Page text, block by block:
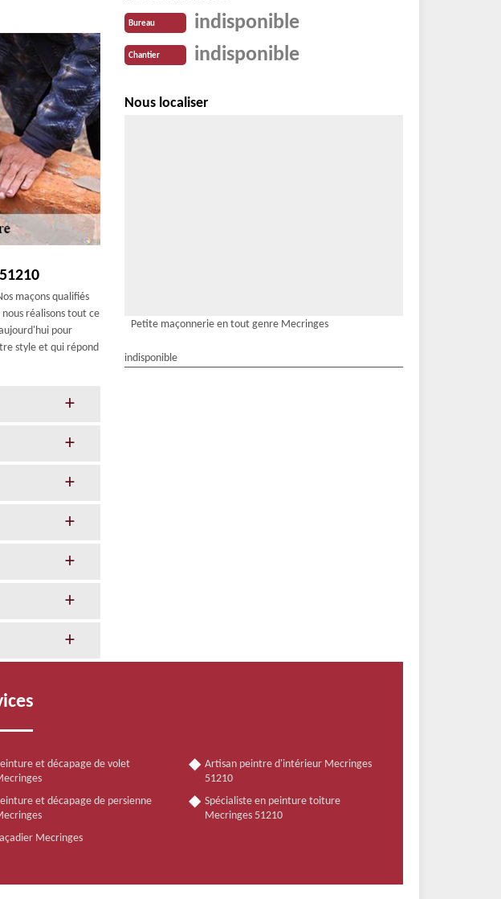
maçons qualifiés
réalisons tout ce
pour
style et qui répond
Bureau indisponible
Chantier indisponible
Nous localiser
Petite maçonnerie en tout genre Mecringes
indisponible
et décapage de volet
et décapage de persienne
Mecringes
Artisan peintre d'intérieur Mecringes
51210
Spécialiste en peinture toiture
Mecringes 51210